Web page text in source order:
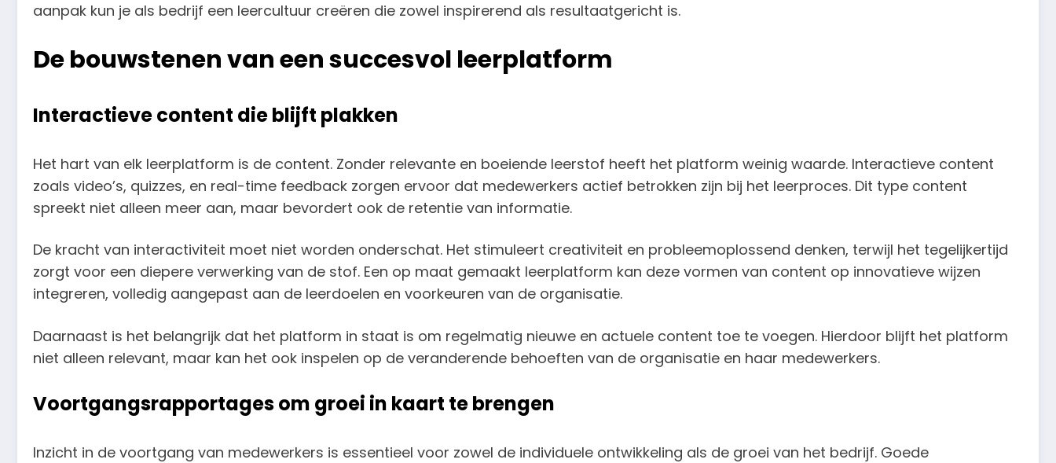
aanpak kun je als bedrijf een leercultuur creëren die zowel inspirerend als resultaatgericht is.
De bouwstenen van een succesvol leerplatform
Interactieve content die blijft plakken
Het hart van elk leerplatform is de content. Zonder relevante en boeiende leerstof heeft het platform weinig waarde. Interactieve content
zoals video’s, quizzes, en real-time feedback zorgen ervoor dat medewerkers actief betrokken zijn bij het leerproces. Dit type content
spreekt niet alleen meer aan, maar bevordert ook de retentie van informatie.
De kracht van interactiviteit moet niet worden onderschat. Het stimuleert creativiteit en probleemoplossend denken, terwijl het tegelijkertijd
zorgt voor een diepere verwerking van de stof. Een op maat gemaakt leerplatform kan deze vormen van content op innovatieve wijzen
integreren, volledig aangepast aan de leerdoelen en voorkeuren van de organisatie.
Daarnaast is het belangrijk dat het platform in staat is om regelmatig nieuwe en actuele content toe te voegen. Hierdoor blijft het platform
niet alleen relevant, maar kan het ook inspelen op de veranderende behoeften van de organisatie en haar medewerkers.
Voortgangsrapportages om groei in kaart te brengen
Inzicht in de voortgang van medewerkers is essentieel voor zowel de individuele ontwikkeling als de groei van het bedrijf. Goede